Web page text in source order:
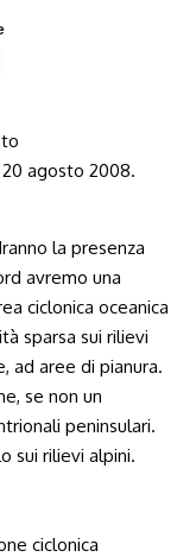
la presenza
avremo una
ciclonica oceanica
sparsa sui rilievi
ad aree di pianura.
se non un
peninsulari.
sui rilievi alpini.
ciclonica